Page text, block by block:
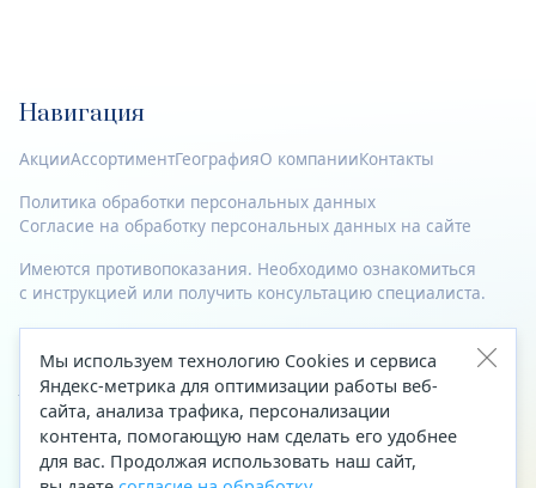
Навигация
АкцииАссортиментГеографияО компанииКонтакты
Политика обработки персональных данных
Согласие на обработку персональных данных на сайте
Имеются противопоказания. Необходимо ознакомиться
с инструкцией или получить консультацию специалиста.
© 2023—2026 Все права защищены.
Адрес
Архангельск, ул. Папанина, д. 19 (вход в здание со стороны
автоцентра «Тойота»)
Мы используем технологию Cookies и сервиса
Яндекс-метрика для оптимизации работы веб-
сайта, анализа трафика, персонализации
контента, помогающую нам сделать его удобнее
для вас. Продолжая использовать наш сайт,